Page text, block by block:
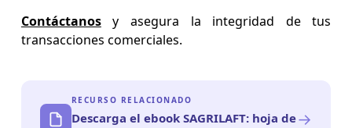
Contáctanosy asegura la integridad de tus
transacciones comerciales.
RECURSO RELACIONADO
Descarga el ebook SAGRILAFT: hoja de→